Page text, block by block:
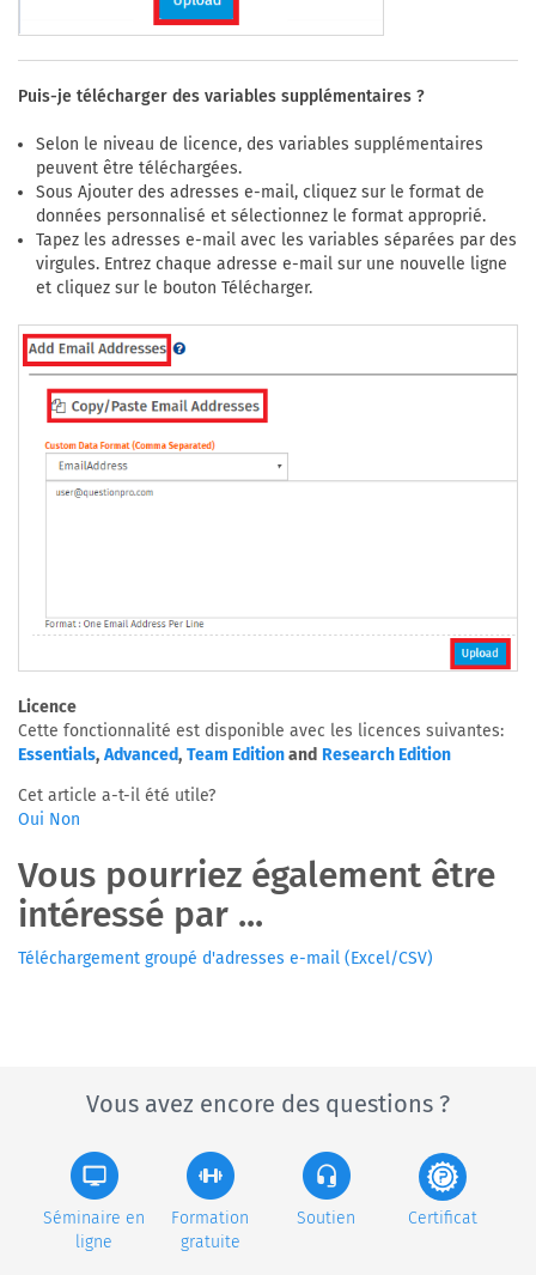
Puis-je télécharger des variables supplémentaires ?
Selon le niveau de licence, des variables supplémentaires
peuvent être téléchargées.
Sous Ajouter des adresses e-mail, cliquez sur le format de
données personnalisé et sélectionnez le format approprié.
Tapez les adresses e-mail avec les variables séparées par des
virgules. Entrez chaque adresse e-mail sur une nouvelle ligne
et cliquez sur le bouton Télécharger.
Licence
Cette fonctionnalité est disponible avec les licences suivantes:
Essentials, Advanced, Team Editionand Research Edition
Cet article a-t-il été utile?
Oui Non
Vous pourriez également être
intéressé par ...
Téléchargement groupé d'adresses e-mail (Excel/CSV)
Vous avez encore des questions ?
Séminaire en
ligne
Formation
gratuite
Soutien Certificat